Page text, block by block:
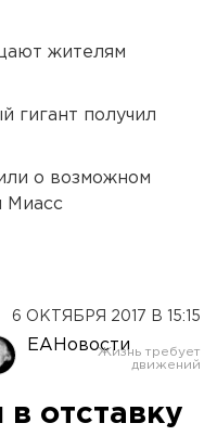
жителям
гигант получил
о возможном
Миасс
6 ОКТЯБРЯ 2017 В 15:15
ЕАНовости
в отставку